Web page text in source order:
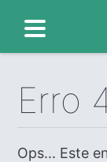
Erro
Ops... Este